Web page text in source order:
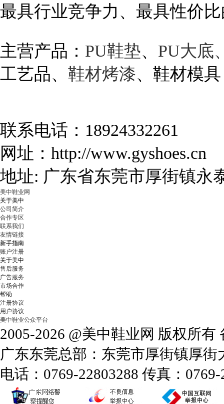
最具行业竞争力、最具性价
主营产品： PU鞋垫、 PU大底
工艺品、 鞋材烤漆、鞋材模具
联系电话：18924332261
网址：http://www.gyshoes.cn
地址: 广东省东莞市厚街镇永
美中鞋业网
关于美中
公司简介
合作专区
联系我们
友情链接
新手指南
账户注册
关于美中
售后服务
广告服务
市场合作
帮助
注册协议
用户协议
美中鞋业公众平台
2005-2026 @美中鞋业网 版权所有
广东东莞总部：东莞市厚街镇厚
电话：0769-22803288 传真：0769-